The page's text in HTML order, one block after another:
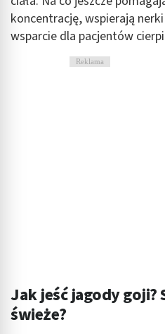
koncentrację, wspierają
wsparcie dla pacjentów
Reklama
Jak jeść jagody goji?
świeże?
Identyfikowanie urządzeń na
aktywnie żądanych informacji
Cele przetwarzania inne niż IAB: